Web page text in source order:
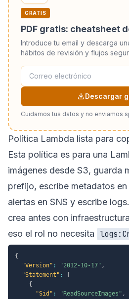
GRATIS
PDF gratis: cheatsheet
Introduce tu email y descarga
hábitos de revisión y flujos
Descargar
Cuidamos tus datos y no enviamos
Política Lambda lista para
Esta política es para una
imágenes desde S3, guarda
prefijo, escribe metadatos
alertas en SNS y escribe
crea antes con
eso el rol no necesita
{
"Version" : "2012-10-17" ,
"Statement" :
{
"Sid" : "ReadSourceImages" ,